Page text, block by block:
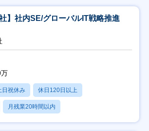
】社内SE/グローバルIT戦略推進
日祝休み 休日120日以上
月残業20時間以内